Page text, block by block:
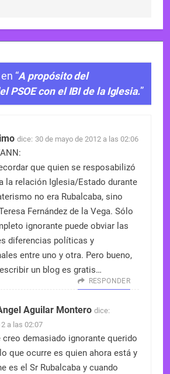
“A propósito del
PSOE con el IBI de la Iglesia.”
dice: 30 de mayo de 2012 a las 02:06
que quien se resposabilizó
la relación Iglesia/Estado durante
no era Rubalcaba, sino
Fernández de la Vega. Sólo
ignorante puede obviar las
diferencias políticas y
entre uno y otra. Pero bueno,
un blog es gratis…
RESPONDER
Aguilar Montero dice:
a las 02:07
creo demasiado ignorante querido
que ocurre es quien ahora está y
es el Sr Rubalcaba y cuando